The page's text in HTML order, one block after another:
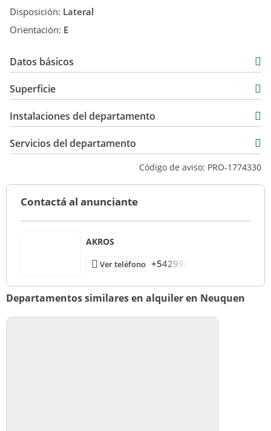
Disposición: Lateral
Orientación: E
Datos básicos
Superficie
54 m2
Instalaciones del departamento
Servicios del departamento
Código de aviso: PRO-1774330
Contactá al anunciante
AKROS
Ver teléfono +542994
Departamentos similares en alquiler en Neuquen